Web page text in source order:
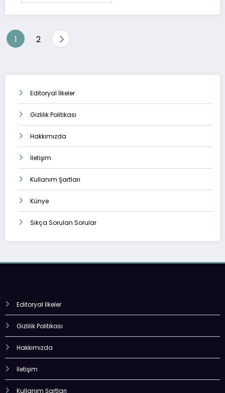
Yazı
1 2
Editoryal İlkeler
Gizlilik Politikası
Hakkımızda
İletişim
Kullanım Şartları
Künye
Sıkça Sorulan Sorular
Editoryal İlkeler
Gizlilik Politikası
Hakkımızda
İletişim
Kullanım Şartları